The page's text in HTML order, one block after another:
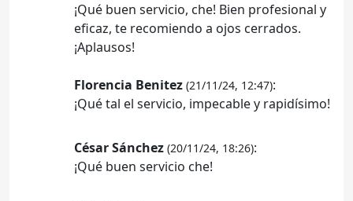
¡Qué buen servicio, che! Bien profesional y
eficaz, te recomiendo a ojos cerrados.
¡Aplausos!
Florencia Benitez (21/11/24, 12:47):
¡Qué tal el servicio, impecable y rapidísimo!
César Sánchez (20/11/24, 18:26):
¡Qué buen servicio che!